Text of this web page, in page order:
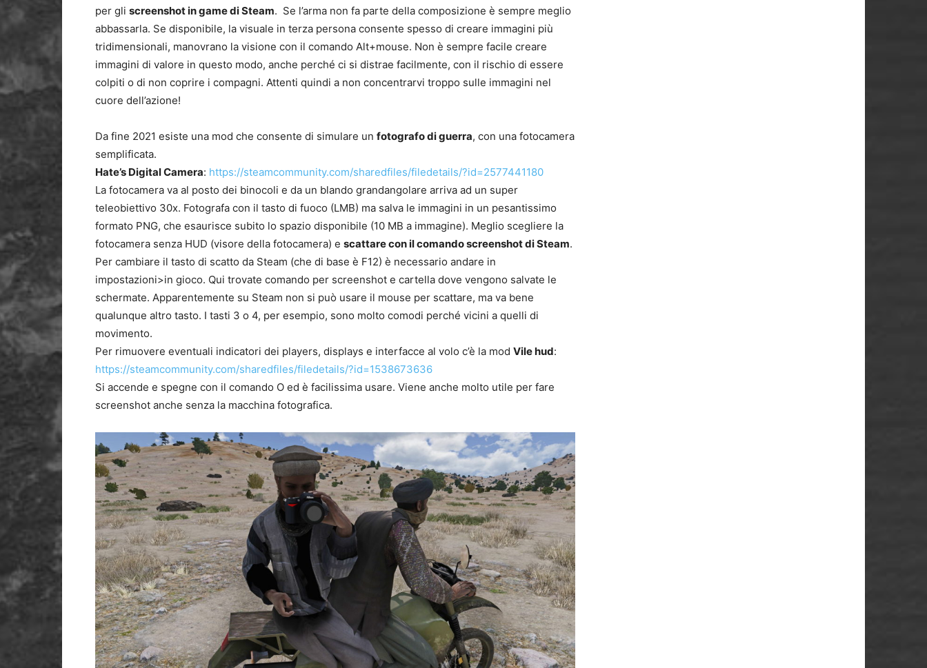
per gli screenshot in game di Steam. Se l’arma non fa parte della composizione è sempre meglio
abbassarla. Se disponibile, la visuale in terza persona consente spesso di creare immagini più
tridimensionali, manovrano la visione con il comando Alt+mouse. Non è sempre facile creare
immagini di valore in questo modo, anche perché ci si distrae facilmente, con il rischio di essere
colpiti o di non coprire i compagni. Attenti quindi a non concentrarvi troppo sulle immagini nel
cuore dell’azione!
Da fine 2021 esiste una mod che consente di simulare un fotografo di guerra, con una fotocamera
semplificata.
Hate’s Digital Camera: https://steamcommunity.com/sharedfiles/filedetails/?id=2577441180
La fotocamera va al posto dei binocoli e da un blando grandangolare arriva ad un super
teleobiettivo 30x. Fotografa con il tasto di fuoco (LMB) ma salva le immagini in un pesantissimo
formato PNG, che esaurisce subito lo spazio disponibile (10 MB a immagine). Meglio scegliere la
fotocamera senza HUD (visore della fotocamera) e scattare con il comando screenshot di Steam.
Per cambiare il tasto di scatto da Steam (che di base è F12) è necessario andare in
impostazioni>in gioco. Qui trovate comando per screenshot e cartella dove vengono salvate le
schermate. Apparentemente su Steam non si può usare il mouse per scattare, ma va bene
qualunque altro tasto. I tasti 3 o 4, per esempio, sono molto comodi perché vicini a quelli di
movimento.
Per rimuovere eventuali indicatori dei players, displays e interfacce al volo c’è la mod Vile hud:
https://steamcommunity.com/sharedfiles/filedetails/?id=1538673636
Si accende e spegne con il comando O ed è facilissima usare. Viene anche molto utile per fare
screenshot anche senza la macchina fotografica.